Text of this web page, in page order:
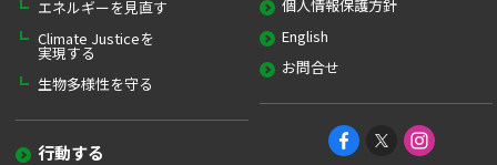
エネルギーを見直す
Climate Justiceを
実現する
生物多様性を守る
行動する
個人情報保護方針
English
お問合せ